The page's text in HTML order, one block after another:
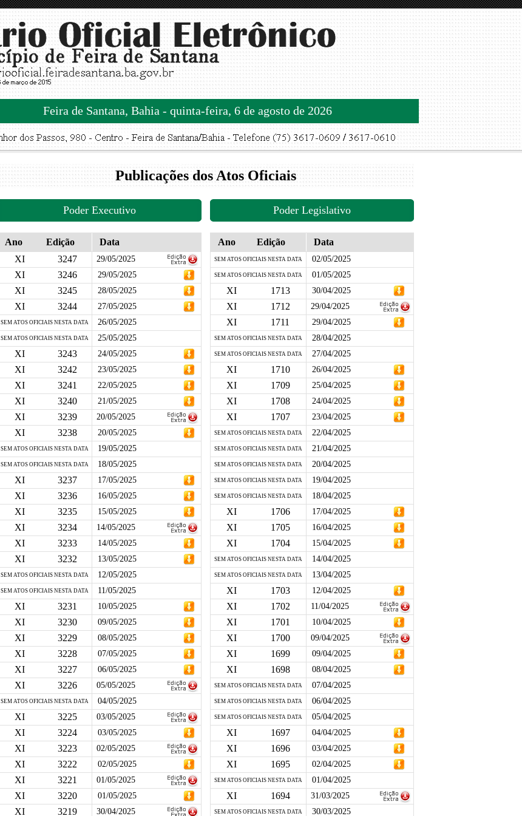
Feira de Santana, Bahia - quinta-feira, 6 de agosto de 2026
Publicações dos Atos Oficiais
Poder Executivo Poder Legislativo
Ano Edição
Data
XI
3247 29/05/2025
XI 3246 29/05/2025
XI 3245 28/05/2025
XI 3244 27/05/2025
SEM ATOS OFICIAIS NESTA DATA 26/05/2025
SEM ATOS OFICIAIS NESTA DATA 25/05/2025
XI 3243 24/05/2025
XI 3242 23/05/2025
XI 3241 22/05/2025
XI 3240 21/05/2025
XI 3239 20/05/2025
XI 3238 20/05/2025
SEM ATOS OFICIAIS NESTA DATA 19/05/2025
SEM ATOS OFICIAIS NESTA DATA 18/05/2025
XI 3237 17/05/2025
XI 3236 16/05/2025
XI 3235 15/05/2025
XI 3234 14/05/2025
XI 3233 14/05/2025
XI 3232 13/05/2025
SEM ATOS OFICIAIS NESTA DATA 12/05/2025
SEM ATOS OFICIAIS NESTA DATA 11/05/2025
XI 3231 10/05/2025
XI 3230 09/05/2025
XI 3229 08/05/2025
XI 3228 07/05/2025
XI 3227 06/05/2025
XI 3226 05/05/2025
SEM ATOS OFICIAIS NESTA DATA 04/05/2025
XI 3225 03/05/2025
XI 3224 03/05/2025
XI 3223 02/05/2025
XI 3222 02/05/2025
XI 3221 01/05/2025
XI 3220 01/05/2025
XI 3219 30/04/2025
Ano Edição Data
SEM ATOS OFICIAIS NESTA DATA 02/05/2025
SEM ATOS OFICIAIS NESTA DATA 01/05/2025
XI 1713 30/04/2025
XI 1712 29/04/2025
XI 1711 29/04/2025
SEM ATOS OFICIAIS NESTA DATA 28/04/2025
SEM ATOS OFICIAIS NESTA DATA 27/04/2025
XI 1710 26/04/2025
XI 1709 25/04/2025
XI 1708 24/04/2025
XI 1707 23/04/2025
SEM ATOS OFICIAIS NESTA DATA 22/04/2025
SEM ATOS OFICIAIS NESTA DATA 21/04/2025
SEM ATOS OFICIAIS NESTA DATA 20/04/2025
SEM ATOS OFICIAIS NESTA DATA 19/04/2025
SEM ATOS OFICIAIS NESTA DATA 18/04/2025
XI 1706 17/04/2025
XI 1705 16/04/2025
XI 1704 15/04/2025
SEM ATOS OFICIAIS NESTA DATA 14/04/2025
SEM ATOS OFICIAIS NESTA DATA 13/04/2025
XI 1703 12/04/2025
XI 1702 11/04/2025
XI 1701 10/04/2025
XI 1700 09/04/2025
XI 1699 09/04/2025
XI 1698 08/04/2025
SEM ATOS OFICIAIS NESTA DATA 07/04/2025
SEM ATOS OFICIAIS NESTA DATA 06/04/2025
SEM ATOS OFICIAIS NESTA DATA 05/04/2025
XI 1697 04/04/2025
XI 1696 03/04/2025
XI 1695 02/04/2025
SEM ATOS OFICIAIS NESTA DATA 01/04/2025
XI 1694 31/03/2025
SEM ATOS OFICIAIS NESTA DATA 30/03/2025